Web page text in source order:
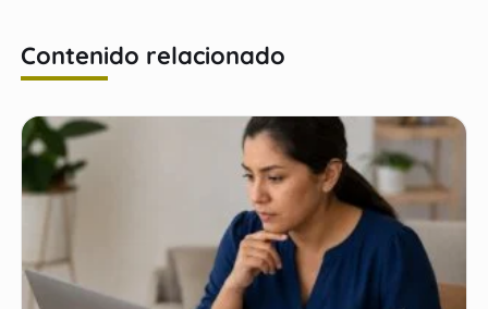
Contenido relacionado